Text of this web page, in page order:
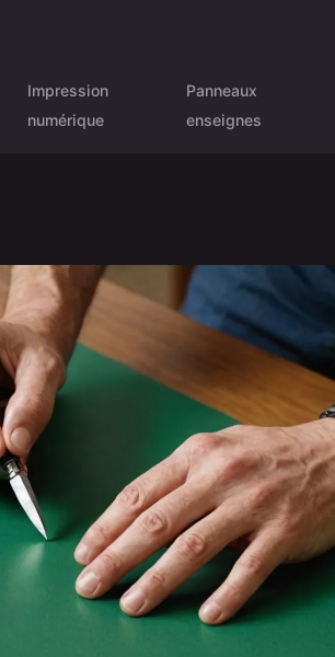
Impression
numérique
Panneaux
enseignes